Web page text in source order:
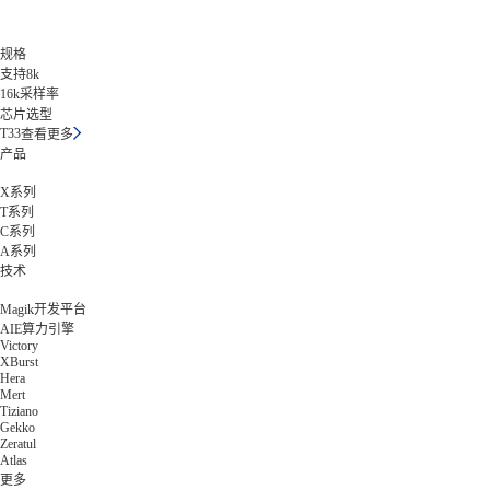
规格
支持8k
16k采样率
芯片选型
T33查看更多
产品
X系列
T系列
C系列
A系列
技术
Magik开发平台
AIE算力引擎
Victory
XBurst
Hera
Mert
Tiziano
Gekko
Zeratul
Atlas
更多